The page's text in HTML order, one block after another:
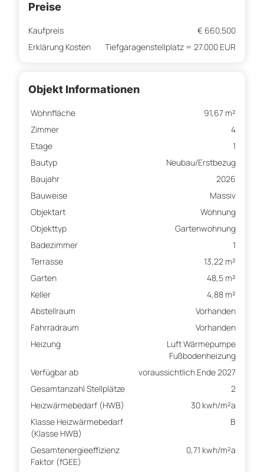
Preise
Kaufpreis
€ 660.500
Erklärung Kosten
Tiefgaragenstellplatz = 27.000 EUR
Objekt Informationen
Wohnfläche
91,67 m²
Zimmer
4
Etage
1
Bautyp
Neubau/Erstbezug
Baujahr
2026
Bauweise
Massiv
Objektart
Wohnung
Objekttyp
Gartenwohnung
Badezimmer
1
Terrasse
13,22 m²
Garten
48,5 m²
Keller
4,88 m²
Abstellraum
Vorhanden
Fahrradraum
Vorhanden
Heizung
Luft Wärmepumpe
Fußbodenheizung
Verfügbar ab
voraussichtlich Ende 2027
Gesamtanzahl Stellplätze
2
Heizwärmebedarf (HWB)
30 kwh/m²a
Klasse Heizwärmebedarf
(Klasse HWB)
B
Gesamtenergieeffizienz
Faktor (fGEE)
0,71 kwh/m²a